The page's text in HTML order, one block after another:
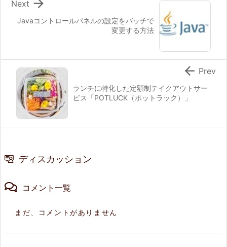
Javaコントロールパネルの設定をバッチで
変更する方法

Next
ランチに特化した定額制テイクアウトサー
ビス「POTLUCK（ポットラック）」
 Prev
ディスカッション
コメント一覧
まだ、コメントがありません